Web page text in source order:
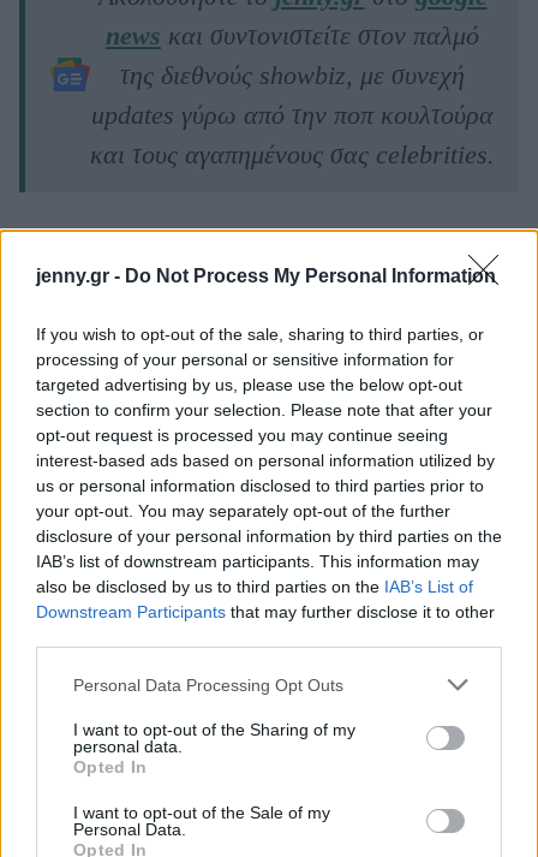
jenny.gr - Do Not Process My Personal Information
If you wish to opt-out of the sale, sharing to third parties, or
processing of your personal or sensitive information for
targeted advertising by us, please use the below opt-out
section to confirm your selection. Please note that after your
opt-out request is processed you may continue seeing
interest-based ads based on personal information utilized by
us or personal information disclosed to third parties prior to
your opt-out. You may separately opt-out of the further
disclosure of your personal information by third parties on the
IAB’s list of downstream participants. This information may
also be disclosed by us to third parties on the IAB’s List of
Downstream Participants that may further disclose it to other
Please note that this website/app uses one or more Google
not limited to your visit or usage behaviour. You may click to
grant or deny consent to Google and its third-party tags to
use your data for below specified purposes in below Google
consent section.
Personal Data Processing Opt Outs
I want to opt-out of the Sharing of my
personal data.
Opted In
I want to opt-out of the Sale of my
Personal Data.
Opted In
news και συντονιστείτε στον παλμό
της διεθνούς showbiz, με συνεχή
updates γύρω από την ποπ κουλτούρα
και τους αγαπημένους σας celebrities.
Οι μαμάκηδες του ζωδιακού: Αυτά τα ζώδια είναι
συνήθως κολλημένα στη μαμά τους
Τα 6 σημεία του σπιτιού που δεν χρειάζεται να
καθαρίζεις κάθε εβδομάδα
3-3-3 rule: Ο κανόνας που θα αλλάξει τον τρόπο
που ντύνεσαι